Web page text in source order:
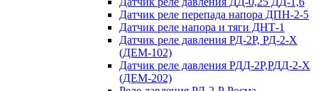
Датчик реле перепада напора ДПН-2-5
Датчик реле напора и тяги ДНТ-1
Датчик реле давления РД-2Р, РД-2-Х
(ДЕМ-102)
Датчик реле давления РДД-2Р,РДД-2-Х
(ДЕМ-202)